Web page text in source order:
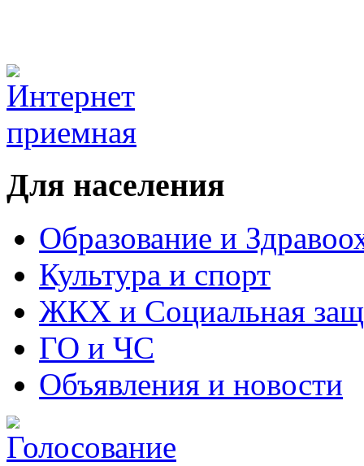
Для населения
Образование и
Культура и спорт
ЖКХ и Социальная
ГО и ЧС
Объявления и новости